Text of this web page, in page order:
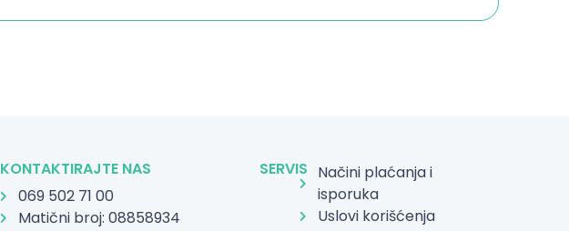
KONTAKTIRAJTE NAS
069 502 71 00
Matični broj: 08858934
SERVIS Načini plaćanja i
isporuka
Uslovi korišćenja